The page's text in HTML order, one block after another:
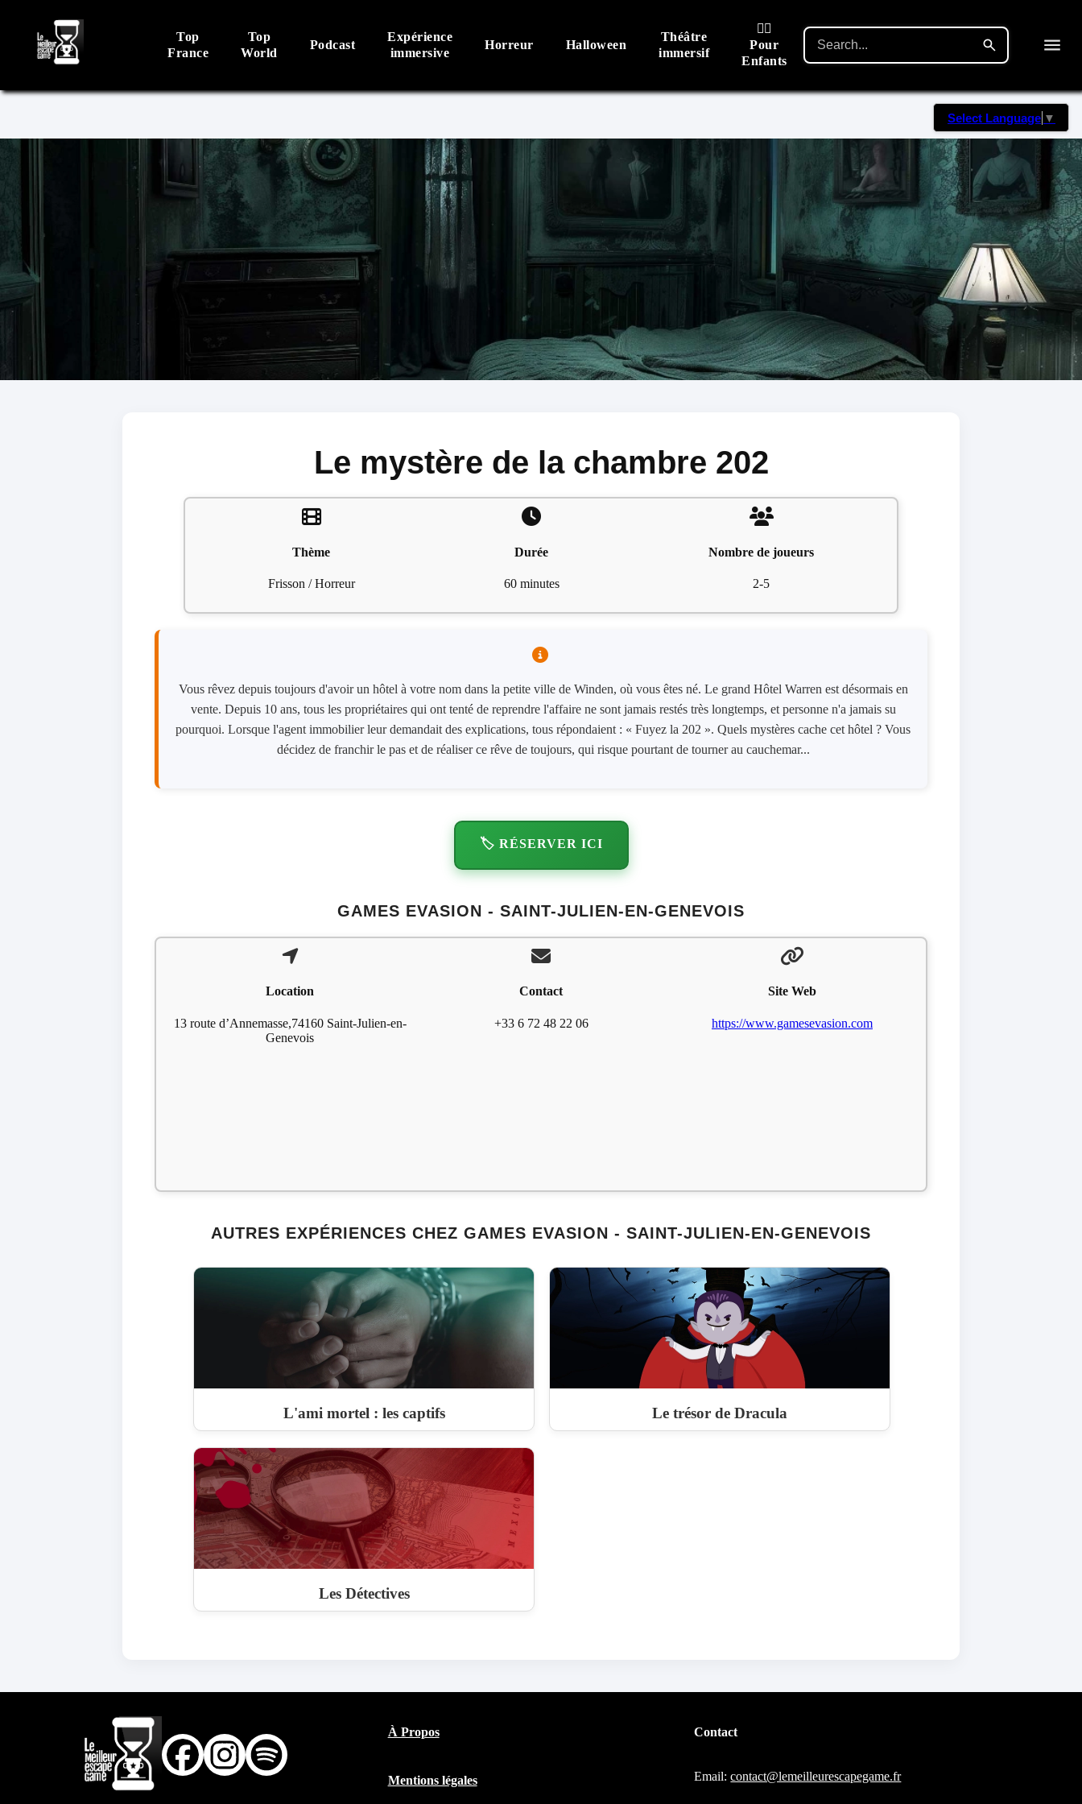
Top
France
Top
World
Podcast
Expérience
immersive
Horreur Halloween
Théâtre
immersif
🙋‍♂️
Pour
Enfants
Select Language ▼
Le mystère de la chambre 202
Thème
Frisson / Horreur
Durée
60 minutes
Nombre de joueurs
2-5
Vous rêvez depuis toujours d'avoir un hôtel à votre nom dans la petite ville de Winden, où vous êtes né. Le grand Hôtel Warren est désormais en
vente. Depuis 10 ans, tous les propriétaires qui ont tenté de reprendre l'affaire ne sont jamais restés très longtemps, et personne n'a jamais su
pourquoi. Lorsque l'agent immobilier leur demandait des explications, tous répondaient : « Fuyez la 202 ». Quels mystères cache cet hôtel ? Vous
décidez de franchir le pas et de réaliser ce rêve de toujours, qui risque pourtant de tourner au cauchemar...
🏷️ RÉSERVER ICI
GAMES EVASION - SAINT-JULIEN-EN-GENEVOIS
Location
13 route d’Annemasse,74160 Saint-Julien-en-
Genevois
Contact
+33 6 72 48 22 06
Site Web
https://www.gamesevasion.com
AUTRES EXPÉRIENCES CHEZ GAMES EVASION - SAINT-JULIEN-EN-GENEVOIS
L'ami mortel : les captifs Le trésor de Dracula
Les Détectives
À Propos
Mentions légales
Contact
Email:contact@lemeilleurescapegame.fr